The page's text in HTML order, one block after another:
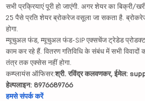
सभी प्रक्रियाएं पूरी हो जाएंगी. अगर शेयर का
25 पैसे प्रति शेयर ब्रोकरेज वसूला जा सकता है. ब्रोकरेज
होगा.
म्यूचुअल फंड, म्यूचुअल फंड-SIP एक्सचेंज ट्रेडेड
काम कर रहे हैं. वितरण गतिविधि के संबंध में सभी
तंत्र तक एक्सेस नहीं होगा.
कम्प्लायंस ऑफिसर:श्री. रविंद्र कलवणकर, ईमेल:
हेल्पलाइन: 8976689766
हमसे संपर्क करें